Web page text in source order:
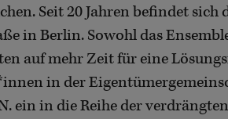
Seit 20 Jahren befindet sich
in Berlin. Sowohl das
auf mehr Zeit für eine
in der
ein in die Reihe der